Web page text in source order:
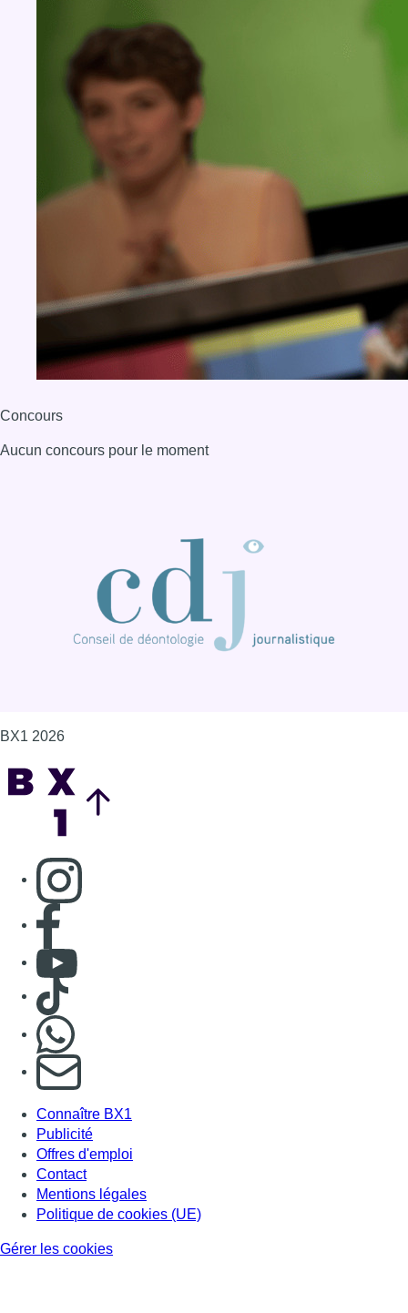
Concours
Aucun concours pour le moment
BX1 2026
Consulter page Instagram
Consulter page Facebook
Consulter Youtube
Consulter TikTok
S'abonner à notre newsletter
Connaître BX1
Publicité
Offres d'emploi
Contact
Mentions légales
Politique de cookies (UE)
Gérer les cookies